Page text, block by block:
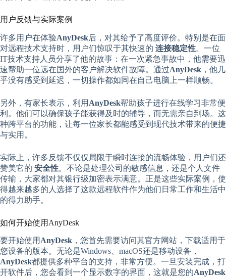
用户反馈与实际案例
许多用户在体验AnyDesk后，对其给予了高度评价。特别是在面
对远程技术支持时，用户们惊叹于其快速的 连接稳定性。一位
IT技术支持人员分享了他的故事：在一次紧急事故中，他需要迅
速帮助一位远在国外的客户解决软件故障。通过AnyDesk ，他几
乎没有感受到延迟，一切操作都如同在自己电脑上一样顺畅。
另外，有家长表示，利用 AnyDesk帮助孩子进行在线学习非常便
利。他们可以确保孩子能获得及时的辅导，而无需亲自到场。这
种跨平台的功能，让每一位家长都能感受到现代技术带来的便捷
与实用。
实际上，许多反馈不仅仅局限于瞬时连接的流畅体验，用户们还
赞美它的 安全性。不论是处理公司的敏感信息，还是个人文件
传输，大家都对其银行级加密表示满意。正是这些实际案例，使
得越来越多的人选择了这款远程软件作为他们日常工作和生活中
的得力助手。
如何开始使用AnyDesk
要开始使用 AnyDesk ，您首先需要访问其官方网站，下载适用于
您设备的版本。无论是Windows、macOS还是移动设备，
AnyDesk都提供多种平台的支持，非常方便。一旦安装完成，打
开软件后，您会看到一个显示数字的界面，这就是您的AnyDesk